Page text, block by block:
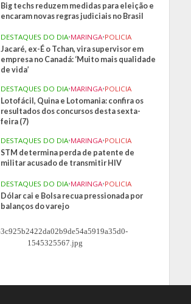
Big techs reduzem medidas para eleição e
encaram novas regras judiciais no Brasil
DESTAQUES DO DIA•MARINGA•POLICIA
Jacaré, ex-É o Tchan, vira supervisor em
empresa no Canadá: ‘Muito mais qualidade
de vida’
DESTAQUES DO DIA•MARINGA•POLICIA
Lotofácil, Quina e Lotomania: confira os
resultados dos concursos desta sexta-
feira (7)
DESTAQUES DO DIA•MARINGA•POLICIA
STM determina perda de patente de
militar acusado de transmitir HIV
DESTAQUES DO DIA•MARINGA•POLICIA
Dólar cai e Bolsa recua pressionada por
balanços do varejo